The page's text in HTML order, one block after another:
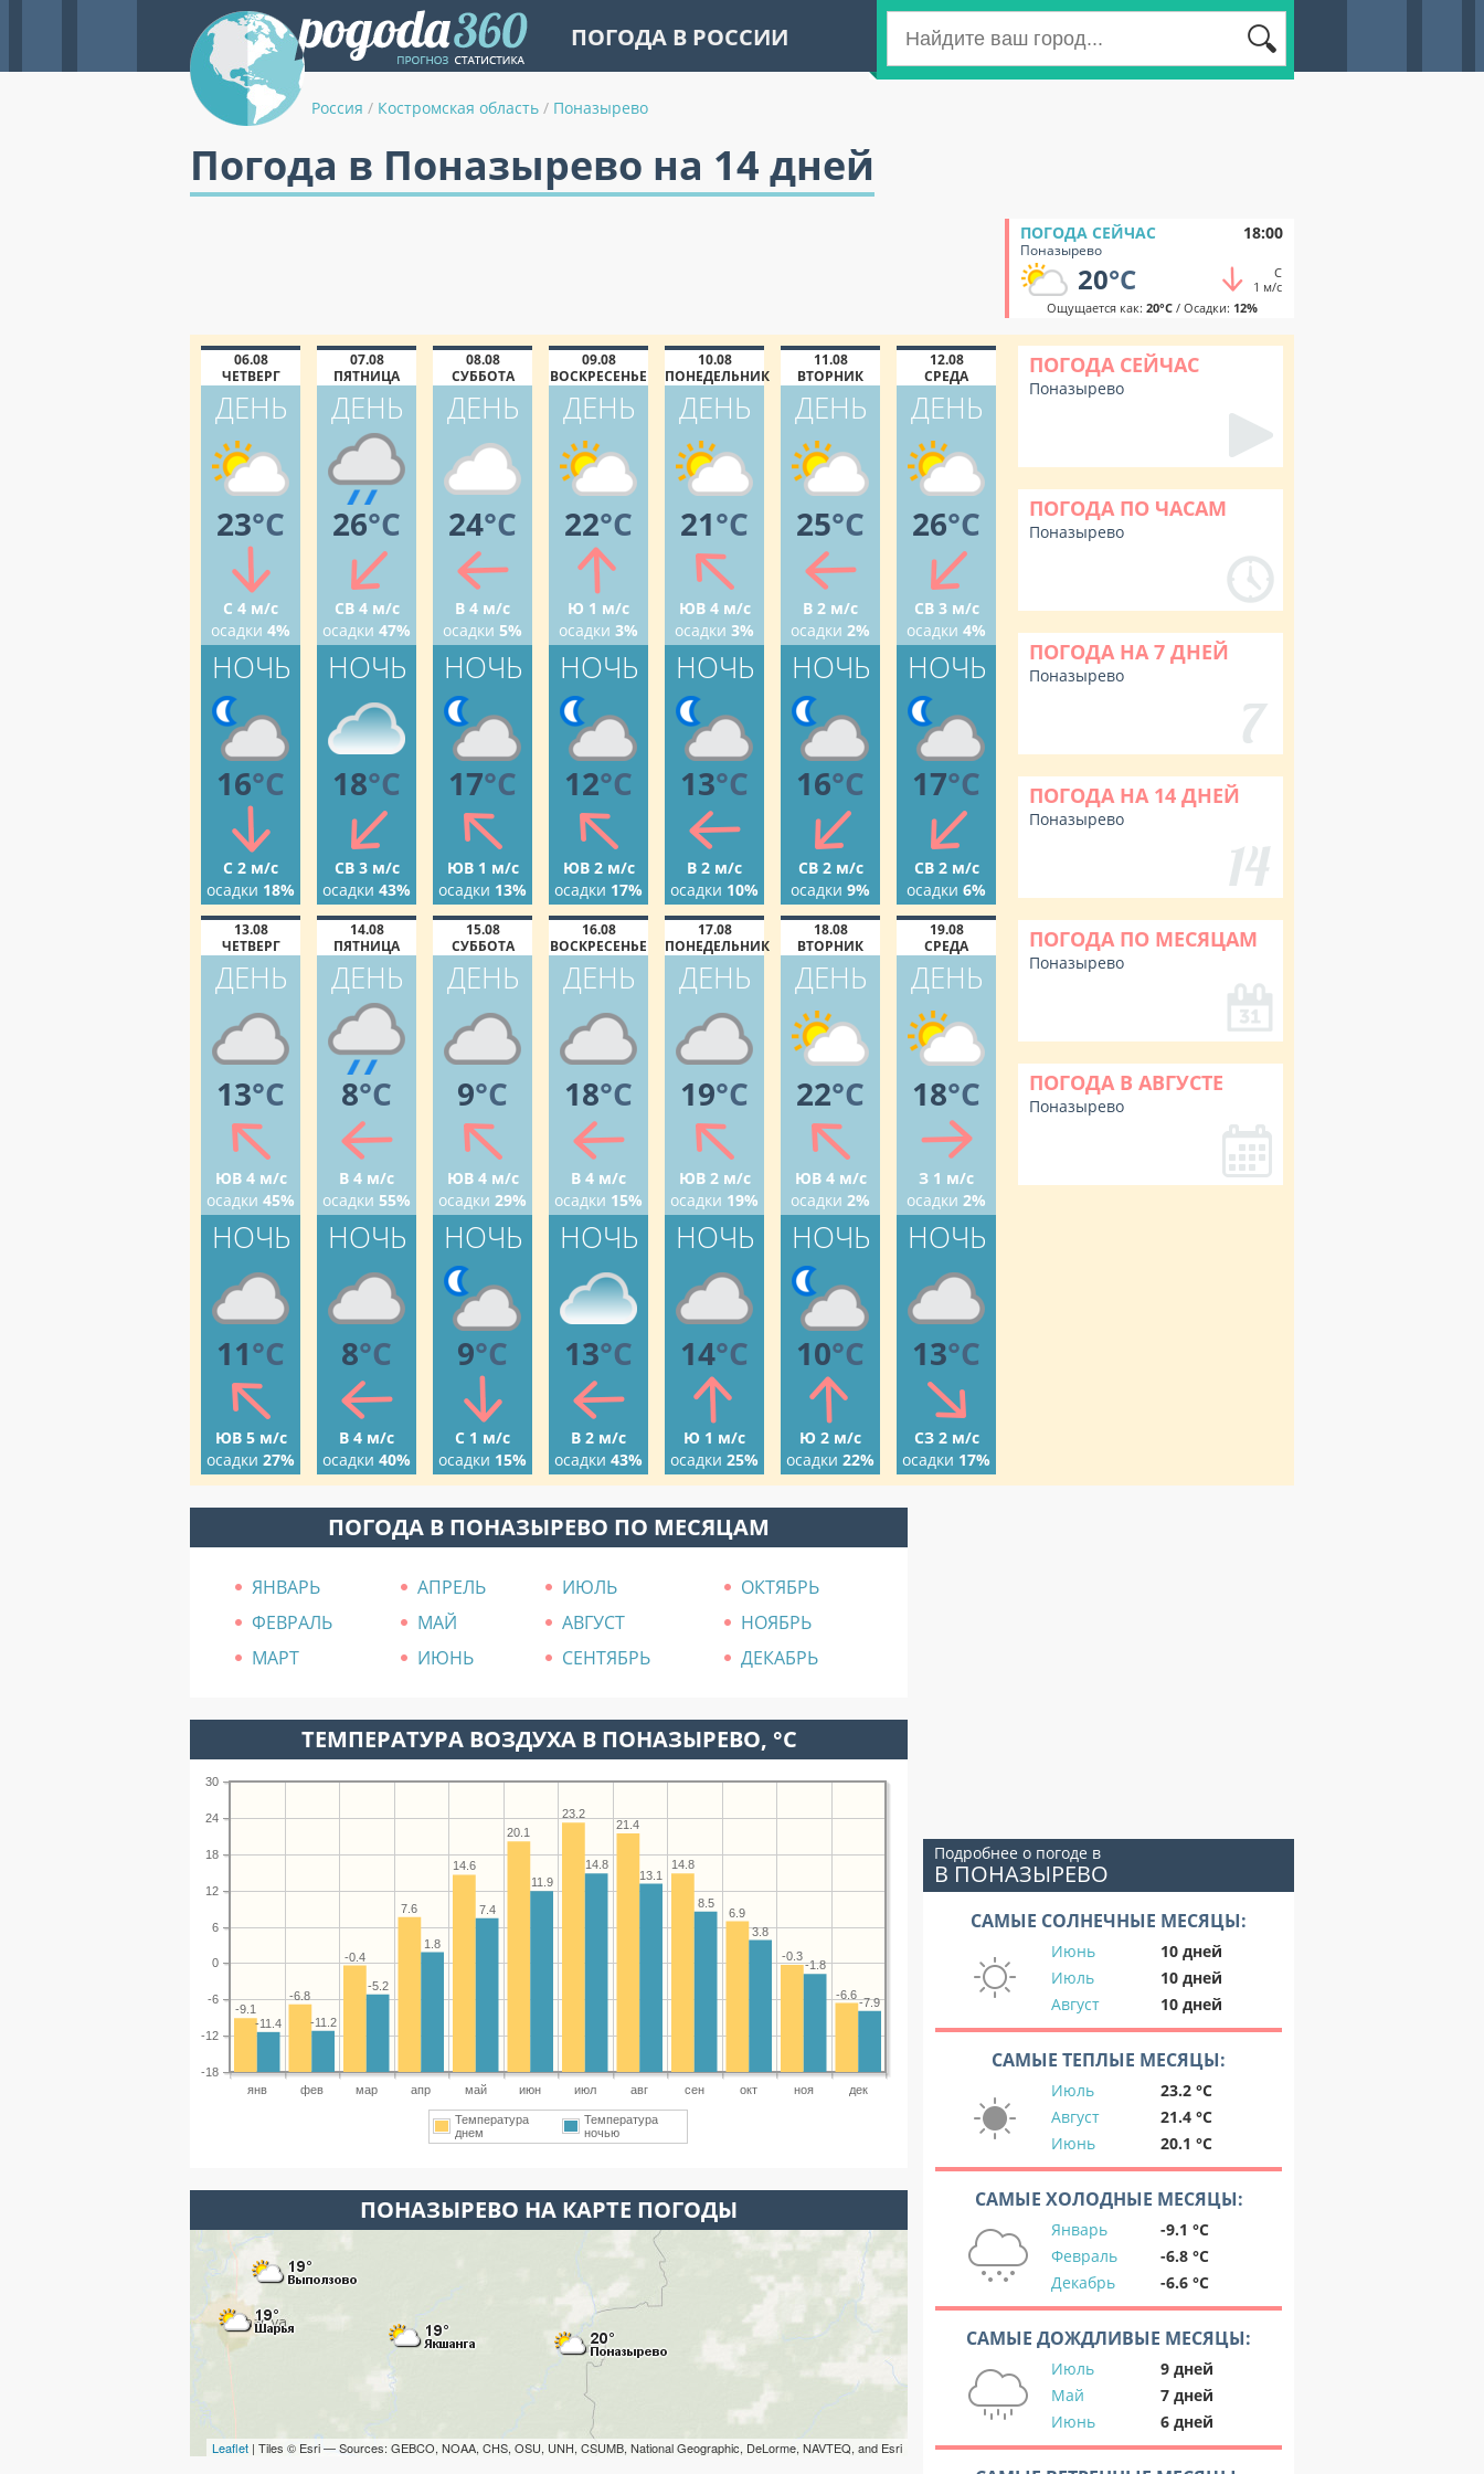
ПОГОДА В РОССИИ
Россия / Костромская область / Поназырево
Погода в Поназырево на 14 дней
ПОГОДА СЕЙЧАС 18:00
Поназырево
20°C
С
1 м/с
Ощущается как: 20°C/ Осадки: 12%
06.08
ЧЕТВЕРГ
ДЕНЬ
23°C
С 4 м/с
осадки 4%
НОЧЬ
16°C
С 2 м/с
осадки 18%
07.08
ПЯТНИЦА
ДЕНЬ
26°C
СВ 4 м/с
осадки 47%
НОЧЬ
18°C
СВ 3 м/с
осадки 43%
08.08
СУББОТА
ДЕНЬ
24°C
В 4 м/с
осадки 5%
НОЧЬ
17°C
ЮВ 1 м/с
осадки 13%
09.08
ВОСКРЕСЕНЬЕ
ДЕНЬ
22°C
Ю 1 м/с
осадки 3%
НОЧЬ
12°C
ЮВ 2 м/с
осадки 17%
10.08
ПОНЕДЕЛЬНИК
ДЕНЬ
21°C
ЮВ 4 м/с
осадки 3%
НОЧЬ
13°C
В 2 м/с
осадки 10%
11.08
ВТОРНИК
ДЕНЬ
25°C
В 2 м/с
осадки 2%
НОЧЬ
16°C
СВ 2 м/с
осадки 9%
12.08
СРЕДА
ДЕНЬ
26°C
СВ 3 м/с
осадки 4%
НОЧЬ
17°C
СВ 2 м/с
осадки 6%
13.08
ЧЕТВЕРГ
ДЕНЬ
13°C
ЮВ 4 м/с
осадки 45%
НОЧЬ
11°C
ЮВ 5 м/с
осадки 27%
14.08
ПЯТНИЦА
ДЕНЬ
8°C
В 4 м/с
осадки 55%
НОЧЬ
8°C
В 4 м/с
осадки 40%
15.08
СУББОТА
ДЕНЬ
9°C
ЮВ 4 м/с
осадки 29%
НОЧЬ
9°C
С 1 м/с
осадки 15%
16.08
ВОСКРЕСЕНЬЕ
ДЕНЬ
18°C
В 4 м/с
осадки 15%
НОЧЬ
13°C
В 2 м/с
осадки 43%
17.08
ПОНЕДЕЛЬНИК
ДЕНЬ
19°C
ЮВ 2 м/с
осадки 19%
НОЧЬ
14°C
Ю 1 м/с
осадки 25%
18.08
ВТОРНИК
ДЕНЬ
22°C
ЮВ 4 м/с
осадки 2%
НОЧЬ
10°C
Ю 2 м/с
осадки 22%
19.08
СРЕДА
ДЕНЬ
18°C
З 1 м/с
осадки 2%
НОЧЬ
13°C
СЗ 2 м/с
осадки 17%
ПОГОДА СЕЙЧАС
Поназырево
ПОГОДА ПО ЧАСАМ
Поназырево
ПОГОДА НА 7 ДНЕЙ
Поназырево
ПОГОДА НА 14 ДНЕЙ
Поназырево
ПОГОДА ПО МЕСЯЦАМ
Поназырево
ПОГОДА В АВГУСТЕ
Поназырево
ПОГОДА В ПОНАЗЫРЕВО ПО МЕСЯЦАМ
ЯНВАРЬ АПРЕЛЬ ИЮЛЬ
ОКТЯБРЬ
ФЕВРАЛЬ
МАЙ АВГУСТ
НОЯБРЬ
МАРТ
ИЮНЬ СЕНТЯБРЬ ДЕКАБРЬ
ТЕМПЕРАТУРА ВОЗДУХА В ПОНАЗЫРЕВО, °C
янв фев мар апр май июн июл авг сен окт ноя дек
-18
-12
-6
0
6
12
18
24
30
-6.6
-0.3
6.9
14.8
21.4
23.2
20.1
14.6
7.6
-0.4
-6.8
-9.1
-7.9
-1.8
3.8
8.5
13.1
14.8
11.9
7.4
1.8
-5.2
-11.2
-11.4
Температура
днем
Температура
ночью
ПОНАЗЫРЕВО НА КАРТЕ ПОГОДЫ
Leaflet | Tiles © Esri — Sources: GEBCO, NOAA, CHS, OSU, UNH, CSUMB, National Geographic, DeLorme, NAVTEQ, and Esri
Подробнее о погоде в
В ПОНАЗЫРЕВО
САМЫЕ СОЛНЕЧНЫЕ МЕСЯЦЫ:
Июнь
10 дней
Июль
10 дней
Август
10 дней
САМЫЕ ТЕПЛЫЕ МЕСЯЦЫ:
Июль
23.2 °C
Август
21.4 °C
Июнь
20.1 °C
САМЫЕ ХОЛОДНЫЕ МЕСЯЦЫ:
Январь
-9.1 °C
Февраль
-6.8 °C
Декабрь
-6.6 °C
САМЫЕ ДОЖДЛИВЫЕ МЕСЯЦЫ:
Июль
9 дней
Май
7 дней
Июнь
6 дней